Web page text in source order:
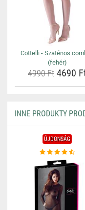
Cottelli - Szaténos
(fehér)
4990 Ft 4690
INNE PRODUKTY
ÚJDONSÁG